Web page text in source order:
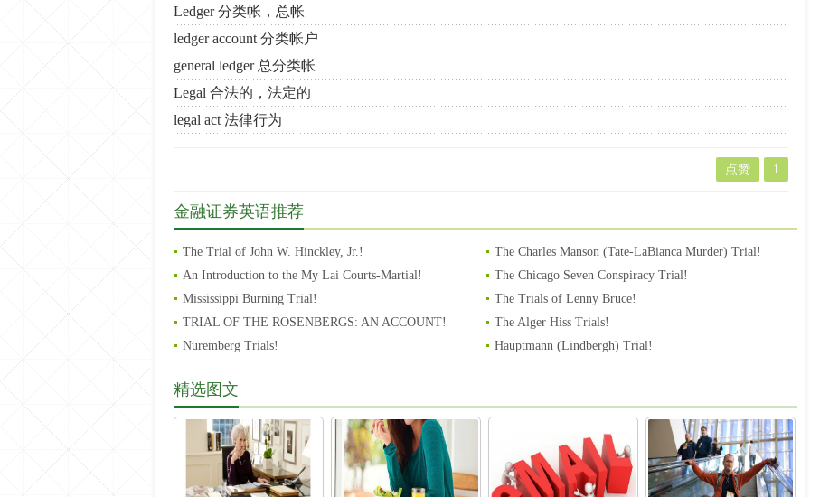
Ledger 分类帐，总帐
ledger account 分类帐户
general ledger 总分类帐
Legal 合法的，法定的
legal act 法律行为
1
点赞
金融证券英语推荐
The Trial of John W. Hinckley, Jr.!
The Charles Manson (Tate-LaBianca Murder) Trial!
An Introduction to the My Lai Courts-Martial!
The Chicago Seven Conspiracy Trial!
Mississippi Burning Trial!
The Trials of Lenny Bruce!
TRIAL OF THE ROSENBERGS: AN ACCOUNT!
The Alger Hiss Trials!
Nuremberg Trials!
Hauptmann (Lindbergh) Trial!
精选图文